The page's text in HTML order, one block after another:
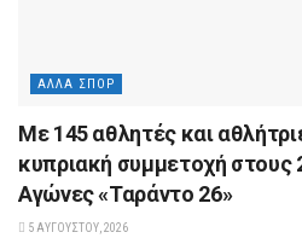
ΆΛΛΑ ΣΠΟΡ
Με 145 αθλητές και
κυπριακή συμμετοχή
Αγώνες «Ταράντο 26»
5 ΑΥΓΟΎΣΤΟΥ, 2026